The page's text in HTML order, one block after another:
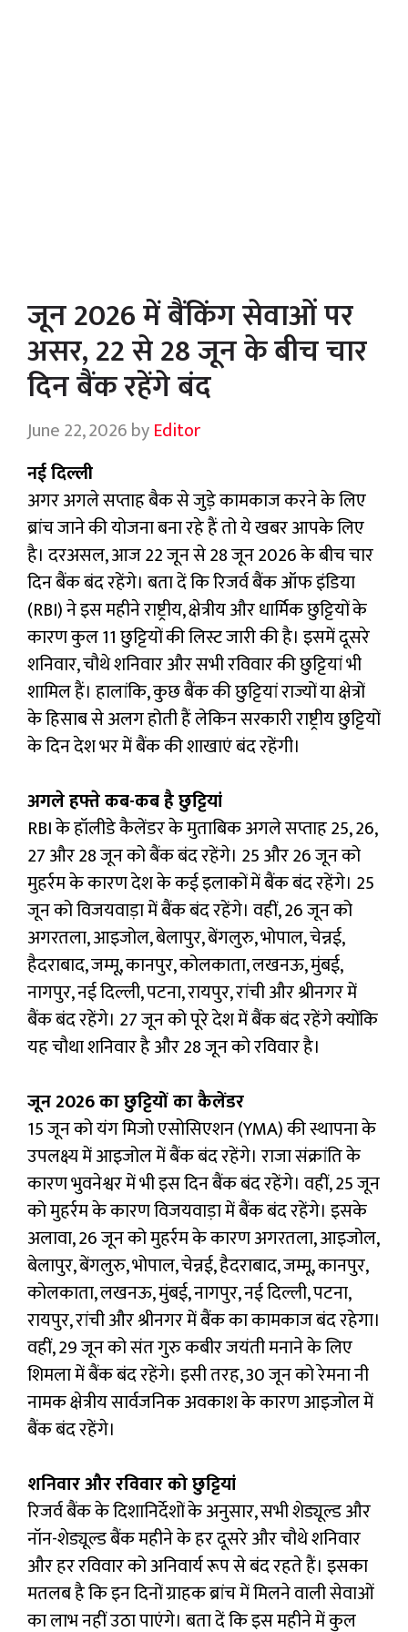
जून 2026 में बैंकिंग सेवाओं पर
असर, 22 से 28 जून के बीच चार
दिन बैंक रहेंगे बंद
June 22, 2026byEditor
नई दिल्ली
अगर अगले सप्ताह बैक से जुड़े कामकाज करने के लिए
ब्रांच जाने की योजना बना रहे हैं तो ये खबर आपके लिए
है। दरअसल, आज 22 जून से 28 जून 2026 के बीच चार
दिन बैंक बंद रहेंगे। बता दें कि रिजर्व बैंक ऑफ इंडिया
(RBI) ने इस महीने राष्ट्रीय, क्षेत्रीय और धार्मिक छुट्टियों के
कारण कुल 11 छुट्टियों की लिस्ट जारी की है। इसमें दूसरे
शनिवार, चौथे शनिवार और सभी रविवार की छुट्टियां भी
शामिल हैं। हालांकि, कुछ बैंक की छुट्टियां राज्यों या क्षेत्रों
के हिसाब से अलग होती हैं लेकिन सरकारी राष्ट्रीय छुट्टियों
के दिन देश भर में बैंक की शाखाएं बंद रहेंगी।
अगले हफ्ते कब-कब है छुट्टियां
RBI के हॉलीडे कैलेंडर के मुताबिक अगले सप्ताह 25, 26,
27 और 28 जून को बैंक बंद रहेंगे। 25 और 26 जून को
मुहर्रम के कारण देश के कई इलाकों में बैंक बंद रहेंगे। 25
जून को विजयवाड़ा में बैंक बंद रहेंगे। वहीं, 26 जून को
अगरतला, आइजोल, बेलापुर, बेंगलुरु, भोपाल, चेन्नई,
हैदराबाद, जम्मू, कानपुर, कोलकाता, लखनऊ, मुंबई,
नागपुर, नई दिल्ली, पटना, रायपुर, रांची और श्रीनगर में
बैंक बंद रहेंगे। 27 जून को पूरे देश में बैंक बंद रहेंगे क्योंकि
यह चौथा शनिवार है और 28 जून को रविवार है।
जून 2026 का छुट्टियों का कैलेंडर
15 जून को यंग मिजो एसोसिएशन (YMA) की स्थापना के
उपलक्ष्य में आइजोल में बैंक बंद रहेंगे। राजा संक्रांति के
कारण भुवनेश्वर में भी इस दिन बैंक बंद रहेंगे। वहीं, 25 जून
को मुहर्रम के कारण विजयवाड़ा में बैंक बंद रहेंगे। इसके
अलावा, 26 जून को मुहर्रम के कारण अगरतला, आइजोल,
बेलापुर, बेंगलुरु, भोपाल, चेन्नई, हैदराबाद, जम्मू, कानपुर,
कोलकाता, लखनऊ, मुंबई, नागपुर, नई दिल्ली, पटना,
रायपुर, रांची और श्रीनगर में बैंक का कामकाज बंद रहेगा।
वहीं, 29 जून को संत गुरु कबीर जयंती मनाने के लिए
शिमला में बैंक बंद रहेंगे। इसी तरह, 30 जून को रेमना नी
नामक क्षेत्रीय सार्वजनिक अवकाश के कारण आइजोल में
बैंक बंद रहेंगे।
शनिवार और रविवार को छुट्टियां
रिजर्व बैंक के दिशानिर्देशों के अनुसार, सभी शेड्यूल्ड और
नॉन-शेड्यूल्ड बैंक महीने के हर दूसरे और चौथे शनिवार
और हर रविवार को अनिवार्य रूप से बंद रहते हैं। इसका
मतलब है कि इन दिनों ग्राहक ब्रांच में मिलने वाली सेवाओं
का लाभ नहीं उठा पाएंगे। बता दें कि इस महीने में कुल